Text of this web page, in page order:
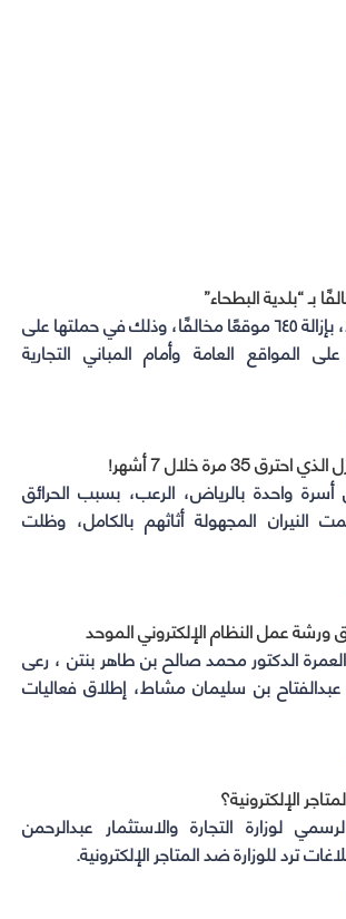
قامت بلدية البطحاء، بإزالة ٦٤٥ موقعًا مخالفًا، وذلك في حملتها على
المواقع العامة وأمام المباني التجارية
35 مرة خلال 7 أشهر!
من أسرة واحدة بالرياض، الرعب، بسبب الحرائق
النيران المجهولة أثاثهم بالكامل، وظلت
ورشة عمل النظام الإلكتروني الموحد
الدكتور محمد صالح بن طاهر بنتن ، رعى
عبدالفتاح بن سليمان مشاط، إطلاق فعاليات
الإلكترونية؟
لوزارة التجارة والاستثمار عبدالرحمن